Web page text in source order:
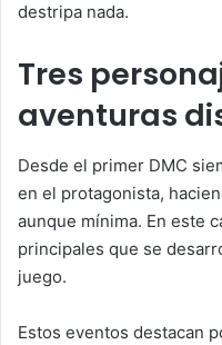
destripa nada.
Tres
aventuras
Desde el primer DMC
en el protagonista,
aunque mínima. En este
principales que se
juego.
Estos eventos destacan